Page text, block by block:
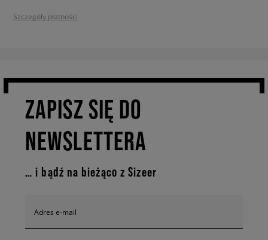
Szczegóły płatności
ZAPISZ SIĘ DO
NEWSLETTERA
… i bądź na bieżąco z Sizeer
Adres e-mail